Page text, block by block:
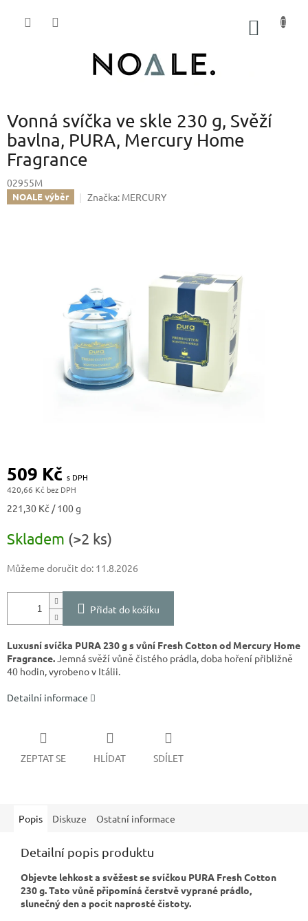
Vonná svíčka ve skle 230 g, Svěží
bavlna, PURA, Mercury Home
Fragrance
02955M
NOALE výběr Značka: MERCURY
509 Kč
420,66 Kč
Měrná
221,30 Kč / 100 g
Skladem (>2 ks)
Můžeme doručit do: 11.8.2026
Přidat do košíku
Luxusní svíčka PURA 230 g s vůní Fresh Cotton od Mercury Home
Fragrance.Jemná svěží vůně čistého prádla, doba hoření přibližně
40 hodin, vyrobeno v Itálii.
Detailní informace
ZEPTAT SE HLÍDAT SDÍLET
Popis Diskuze Ostatní informace
Detailní popis produktu
Objevte lehkost a svěžest se svíčkou PURA Fresh Cotton
230 g. Tato vůně připomíná čerstvě vyprané prádlo,
slunečný den a pocit naprosté čistoty.